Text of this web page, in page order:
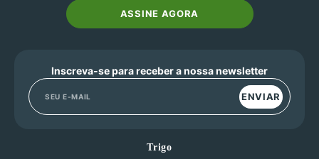
ASSINE AGORA
Inscreva-se para receber a nossa newsletter
ENVIAR
Trigo